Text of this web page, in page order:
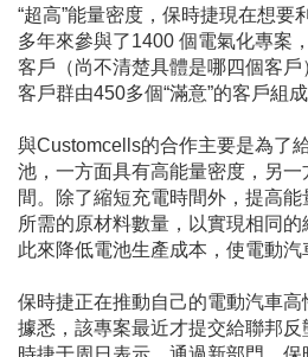
“超高”能量密度，保時捷現在想要
多年來參與了1400 個電氣化專案
客戶（尚不清楚具體是哪四個客
客戶群由450多個“滿意”的客戶組成
與Customcells的合作主要是為了
池，一方面具有高能量密度，另
間。除了縮短充電時間外，提高
所需的原材料數量，以實現相同
此來降低電池生產成本，使電動汽
保時捷正在推動自己的電動汽車高
據悉，該專案最近才提交給聯邦